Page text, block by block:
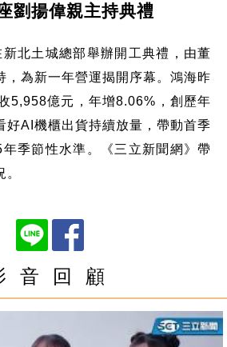
劉揚偉親主持典禮
北土城總部舉辦開工典禮，由董
，為新一年營運揭開序幕。鴻海昨
5,958億元，年增8.06%，創歷年
好AI機櫃出貨持續放量，帶動首季
季節性水準。《三立新聞網》帶
音 回 顧